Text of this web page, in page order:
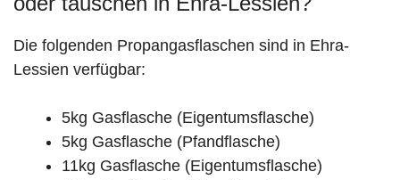
Die folgenden Propangasflaschen sind in Ehra-
Lessien verfügbar:
5kg Gasflasche (Eigentumsflasche)
5kg Gasflasche (Pfandflasche)
11kg Gasflasche (Eigentumsflasche)